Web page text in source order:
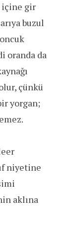
içine gir
buzul
oranda da
çünkü
yorgan;
niyetine
aklına